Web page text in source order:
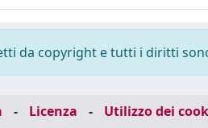
da copyright e tutti i diritti
- Licenza - Utilizzo dei